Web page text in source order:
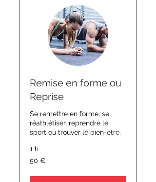
Remise en forme ou
Reprise
Se remettre en forme, se
réathlétiser, reprendre le
sport ou trouver le bien-être.
1 h
50
euros
50 €